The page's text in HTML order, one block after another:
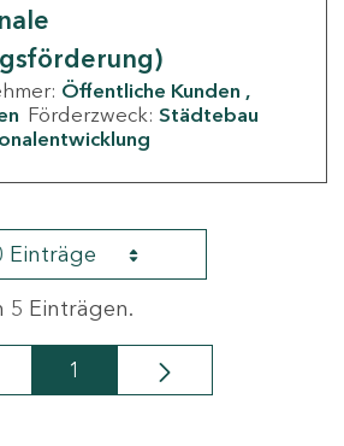
Öffentliche Kunden
Förderzweck: Städtebau
Einträge
5 Einträgen.
Seite
1